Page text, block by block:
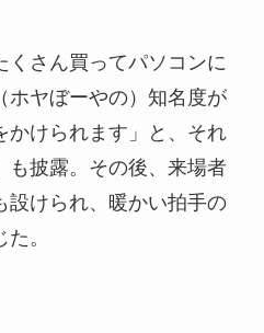
くさん買ってパソコンに
ホヤぼーやの）知名度が
かけられます」と、それ
も披露。その後、来場者
設けられ、暖かい拍手の
。